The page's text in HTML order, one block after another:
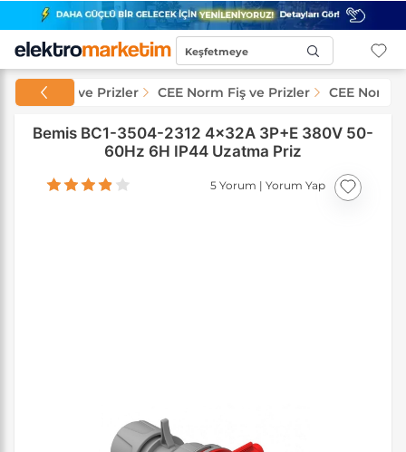
Keşfetmeye
Fiş ve Prizler CEE Norm Fiş ve Prizler CEE Norm
Bemis BC1-3504-2312 4x32A 3P+E 380V 50-
60Hz 6H IP44 Uzatma Priz
5 Yorum |Yorum Yap